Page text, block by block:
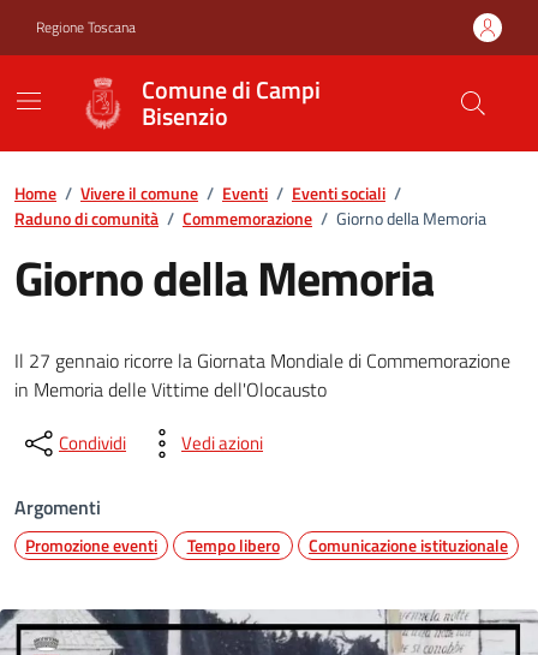
Regione Toscana
Comune di Campi
Bisenzio
Home / Vivere il comune / Eventi / Eventi sociali /
Raduno di comunità / Commemorazione / Giorno della Memoria
Giorno della Memoria
Il 27 gennaio ricorre la Giornata Mondiale di Commemorazione
in Memoria delle Vittime dell'Olocausto
Condividi Vedi azioni
Argomenti
Promozione eventi Tempo libero Comunicazione istituzionale